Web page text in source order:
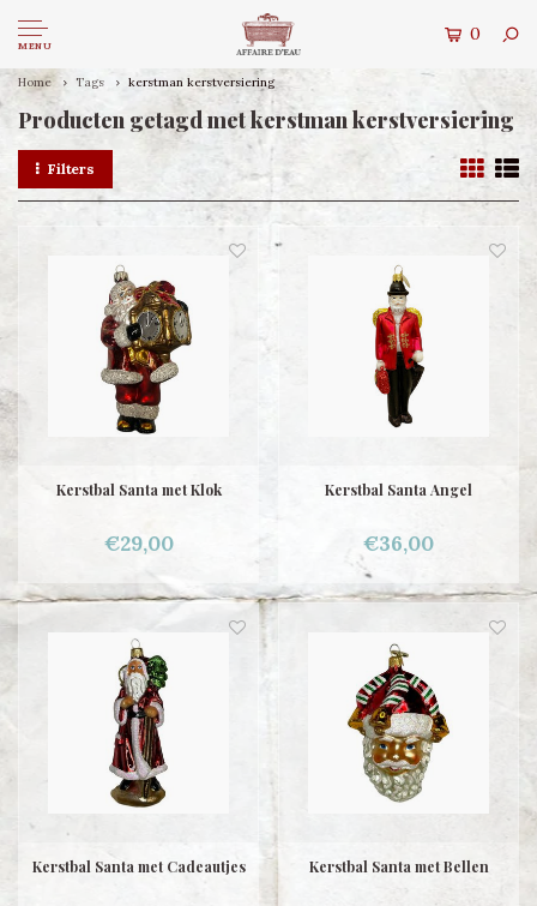
MENU
0
Home Tags kerstman kerstversiering
Producten getagd met kerstman kerstversiering
Filters
Kerstbal Santa met Klok
€29,00
Kerstbal Santa Angel
€36,00
Kerstbal Santa met Cadeautjes Kerstbal Santa met Bellen